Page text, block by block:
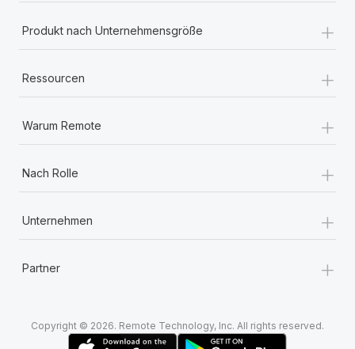
Produkt nach Unternehmensgröße +
Ressourcen +
Warum Remote +
Nach Rolle +
Unternehmen +
Partner +
Copyright © 2026. Remote Technology, Inc. All rights reserved.